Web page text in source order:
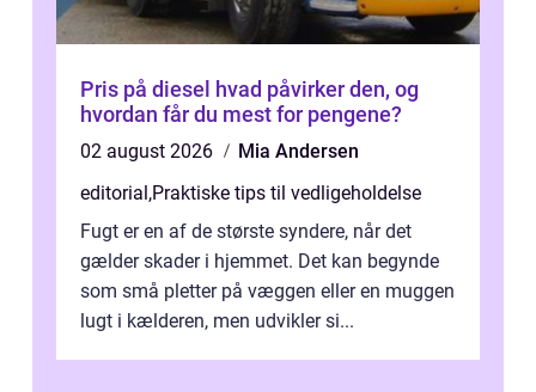
Pris på diesel hvad påvirker den, og
hvordan får du mest for pengene?
02 august 2026
Mia Andersen
editorial,Praktiske tips til vedligeholdelse
Fugt er en af de største syndere, når det
gælder skader i hjemmet. Det kan begynde
som små pletter på væggen eller en muggen
lugt i kælderen, men udvikler si...